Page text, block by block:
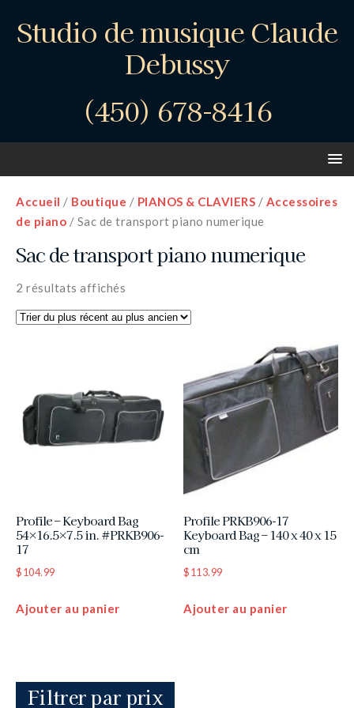
Studio de musique Claude
Debussy
(450) 678-8416
Accueil / Boutique / PIANOS & CLAVIERS / Accessoires
de piano / Sac de transport piano numerique
Sac de transport piano numerique
2 résultats affichés
Profile – Keyboard Bag
54×16.5×7.5 in. #PRKB906-
17
$104.99
Ajouter au panier
Profile PRKB906-17
Keyboard Bag – 140 x 40 x 15
cm
$113.99
Ajouter au panier
Filtrer par prix